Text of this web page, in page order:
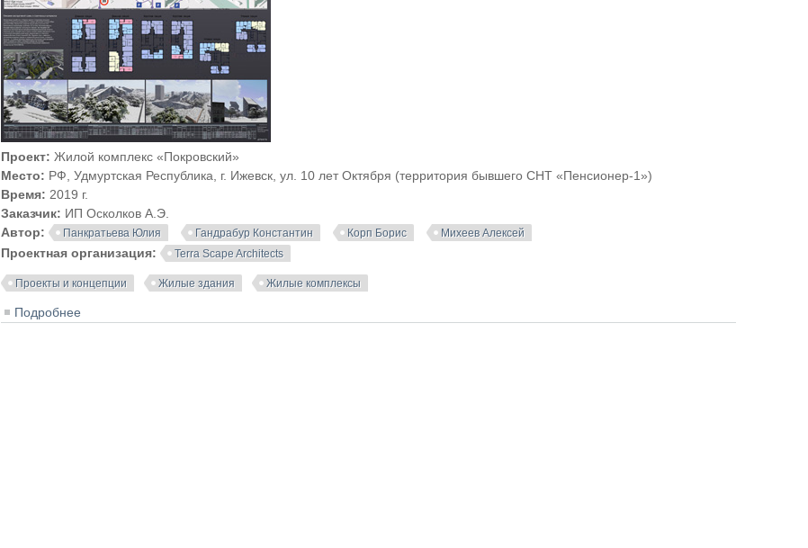
Проект:Жилой комплекс «Покровский»
Место: РФ, Удмуртская Республика, г. Ижевск, ул. 10 лет Октября (территория бывшего СНТ «Пенсионер-1»)
Время: 2019 г.
Заказчик: ИП Осколков А.Э.
Автор:
Панкратьева Юлия Гандрабур Константин Корп Борис Михеев Алексей
Проектная организация: Terra Scape Architects
Проекты и концепции Жилые здания Жилые комплексы
Подробнее